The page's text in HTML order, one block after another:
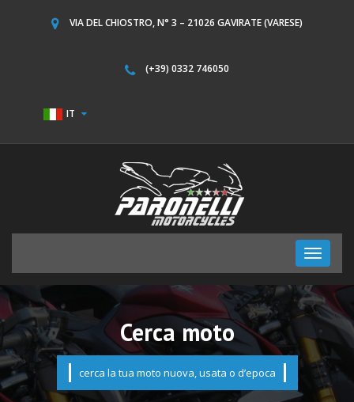
VIA DEL CHIOSTRO, N° 3 – 21026 GAVIRATE (VARESE)
(+39) 0332 746050
IT
Toggle
Cerca moto
cerca la tua moto nuova, usata o d’epoca